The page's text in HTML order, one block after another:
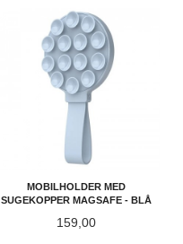
MOBILHOLDER MED
SUGEKOPPER MAGSAFE - BLÅ
Pris
159,00